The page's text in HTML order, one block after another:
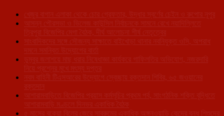
খেজুর বাগান এলাকা থেকে চোর গ্রেফতার, উদ্ধার স্বর্ণের চেইন ও রুপোর নূপুর
আসন্ন পৌরসভা ও ভিলেজ কাউন্সিল নির্বাচনকে সামনে রেখে নয়াদিল্লিতে
ত্রিপুরা বিজেপির মেগা বৈঠক, দীর্ঘ আলোচনা শীর্ষ নেতৃত্বের
সাংবাদিকদের সঙ্গে সৌজন্য সাক্ষাতে বাইখোড়া থানার নবনিযুক্ত ওসি, অপরাধ
দমনে সমন্বিত উদ্যোগের বার্তা
ডুম্বুর জলাশয়ে মাছ ধরার নিষেধাজ্ঞা কার্যকরে গাফিলতির অভিযোগ, নজরদারি
নিয়ে প্রশ্নের মুখে মৎস্য দপ্তর
নবম বাহিনী টিএসআরের উদ্যোগে স্বেচ্ছায় রক্তদান শিবির, ৬৫ জওয়ানের
রক্তদান
আশারামবাড়িতে বিজেপির প্রয়াস কর্মসূচির প্রথম পর্ব, সাংগঠনিক শক্তি বৃদ্ধিতে
আশারামবাড়ি মণ্ডলে দিনভর একাধিক বৈঠক
৫ মাসের বকেয়া বিলের জেরে সাব্রুমের একাধিক অঙ্গনওয়াড়ি কেন্দ্রে বন্ধ শিশুদের